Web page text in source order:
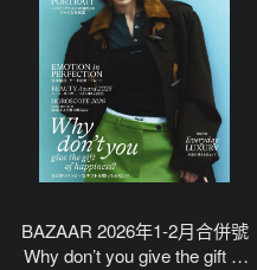
BAZAAR 2026年1-2月合併號
Why don’t you give the gift of